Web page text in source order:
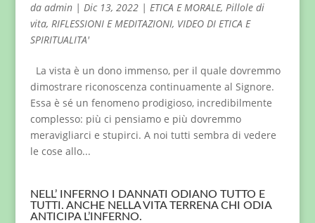
da admin| Dic 13, 2022| ETICA E MORALE, Pillole di
vita, RIFLESSIONI E MEDITAZIONI, VIDEO DI ETICA E
SPIRITUALITA'
La vista è un dono immenso, per il quale dovremmo
dimostrare riconoscenza continuamente al Signore.
Essa è sé un fenomeno prodigioso, incredibilmente
complesso: più ci pensiamo e più dovremmo
meravigliarci e stupirci. A noi tutti sembra di vedere
le cose allo...
NELL’ INFERNO I DANNATI ODIANO TUTTO E
TUTTI. ANCHE NELLA VITA TERRENA CHI ODIA
ANTICIPA L’INFERNO.